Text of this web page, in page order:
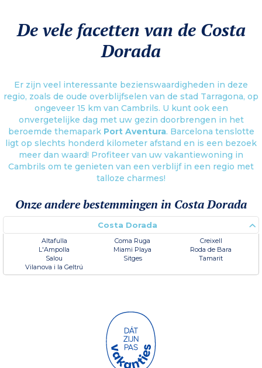
De vele facetten van de Costa
Dorada
Er zijn veel interessante bezienswaardigheden in deze
regio, zoals de oude overblijfselen van de stad Tarragona, op
ongeveer 15 km van Cambrils. U kunt ook een
onvergetelijke dag met uw gezin doorbrengen in het
beroemde themapark Port Aventura. Barcelona tenslotte
ligt op slechts honderd kilometer afstand en is een bezoek
meer dan waard! Profiteer van uw vakantiewoning in
Cambrils om te genieten van een verblijf in een regio met
talloze charmes!
Onze andere bestemmingen in Costa Dorada
Costa Dorada
Altafulla Coma Ruga
Creixell
L'Ampolla
Miami Playa
Roda de Bara
Salou
Sitges
Tamarit
Vilanova i la Geltrú